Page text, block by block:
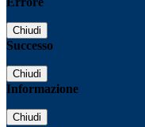
Chiudi
Successo
Chiudi
Informazione
Chiudi